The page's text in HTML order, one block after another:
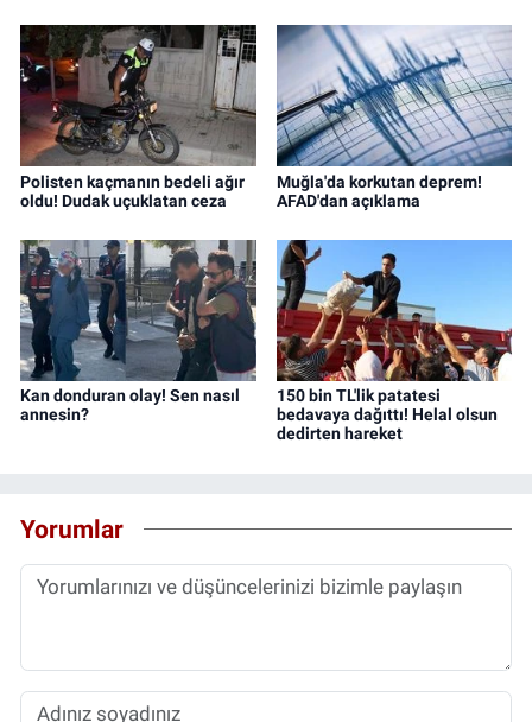
Polisten kaçmanın bedeli ağır
oldu! Dudak uçuklatan ceza
Muğla'da korkutan deprem!
AFAD'dan açıklama
Kan donduran olay! Sen nasıl
annesin?
150 bin TL'lik patatesi
bedavaya dağıttı! Helal olsun
dedirten hareket
Yorumlar